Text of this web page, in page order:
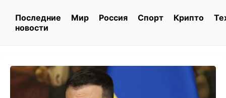
Последние
новости
Мир Россия Спорт Крипто